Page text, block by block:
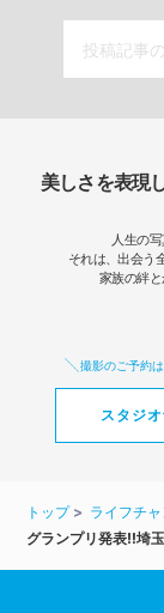
美しさを表現
人生の
それは、出会う
家族の絆と
撮影のご予約
スタジ
トップ ライフチ
グランプリ発表‼埼